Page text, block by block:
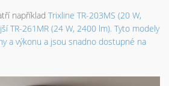
například Trixline TR-203MS (20 W,
TR-261MR (24 W, 2400 lm). Tyto modely
a výkonu a jsou snadno dostupné na